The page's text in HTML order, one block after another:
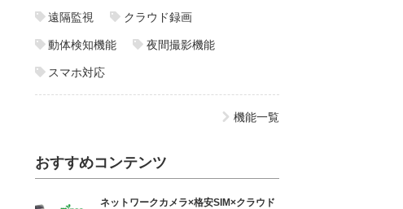
遠隔監視 クラウド録画
動体検知機能 夜間撮影機能
スマホ対応
機能一覧
おすすめコンテンツ
ネットワークカメラ×格安SIM×クラウド